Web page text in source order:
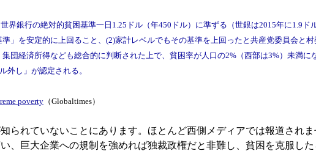
銀行の絶対的貧困基準一日1.25ドル（年450ドル）に準ずる（世銀は2015年に1.9ド
」を安定的に上回ること、(2)家計レベルでもその基準を上回ったと共産党委員会と
団経済所得なども総合的に判断された上で、貧困率が人口の2%（西部は3%）未満に
外し」が認定される。
poverty （Globaltimes）
れていないことにあります。ほとんど西側メディアでは報道され
、巨大企業への規制を強めれば独裁政権だと非難し、貧困を克服し